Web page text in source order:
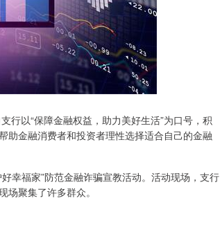
行以“保障金融权益，助力美好生活”为口号，积
助金融消费者和投资者理性选择适合自己的金融
幸福家”防范金融诈骗宣教活动。活动现场，支行
聚集了许多群众。
北证50 1122.88 3.42